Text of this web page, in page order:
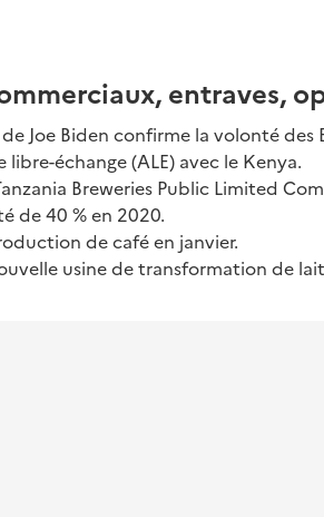
entraves,
Joe Biden confirme la volonté des
libre-échange (ALE) avec le Kenya.
Breweries Public Limited
de 40 % en 2020.
de café en janvier.
usine de transformation de